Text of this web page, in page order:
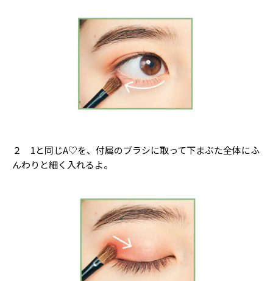
２ 1と同じA♡を、付属のブラシに取って下まぶた全体にふ
んわりと細く入れるよ。